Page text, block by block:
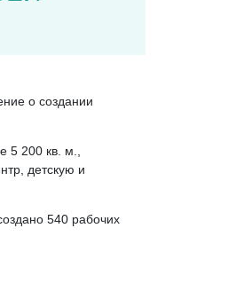
о создании
5 200 кв. м.,
детскую и
540 рабочих